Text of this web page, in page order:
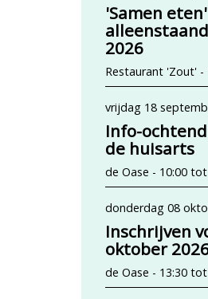
'Samen
2026
Restaurant 'Zout' -
vrijdag 18
Info-
de huisarts
de Oase - 10:00
donderdag 08
Inschrijven
oktober
de Oase - 13:30